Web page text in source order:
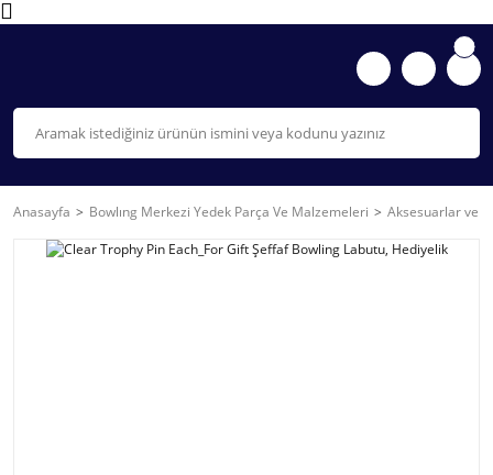
Anasayfa Bowlıng Merkezi Yedek Parça Ve Malzemeleri Aksesuarlar ve